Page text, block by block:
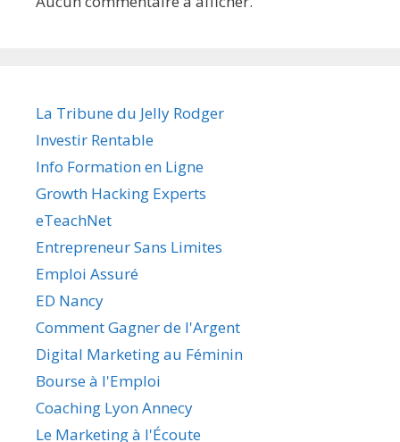
La Tribune du Jelly Rodger
Investir Rentable
Info Formation en Ligne
Growth Hacking Experts
eTeachNet
Entrepreneur Sans Limites
Emploi Assuré
ED Nancy
Comment Gagner de l'Argent
Digital Marketing au Féminin
Bourse à l'Emploi
Coaching Lyon Annecy
Le Marketing à l'Écoute